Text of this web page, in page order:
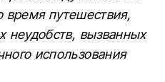
время путешествия,
неудобств, вызванных
использования